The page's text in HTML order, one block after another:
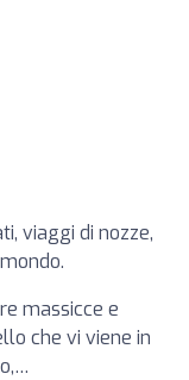
viaggi di nozze,
massicce e
che vi viene in